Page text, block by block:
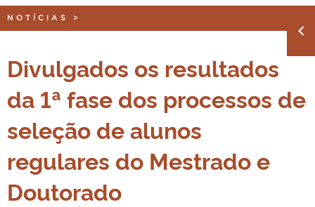
TELEFONES
NOTÍCIAS >
Divulgados os resultados
da 1ª fase dos processos de
seleção de alunos
regulares do Mestrado e
Doutorado